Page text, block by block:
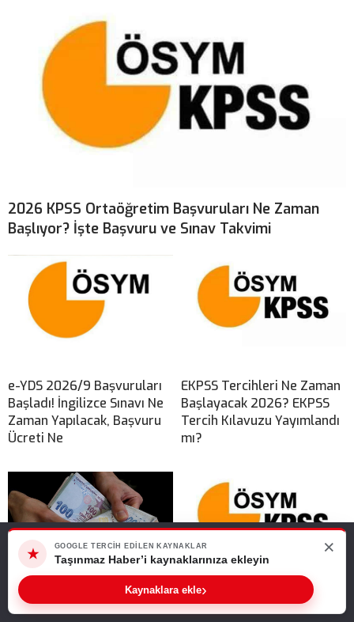
2026 KPSS Ortaöğretim Başvuruları Ne Zaman
Başlıyor? İşte Başvuru ve Sınav Takvimi
e-YDS 2026/9 Başvuruları
Başladı! İngilizce Sınavı Ne
Zaman Yapılacak, Başvuru
Ücreti Ne
EKPSS Tercihleri Ne Zaman
Başlayacak 2026? EKPSS
Tercih Kılavuzu Yayımlandı
mı?
TENMAK Araştırma Burs
KPSS Lisans Sınavı 2026 Ne
Web sitemizde size en iyi deneyimi sunabilmemiz için çerezleri
kullanıyoruz. Bu siteyi kullanmaya devam ederseniz, bunu kabul
ettiğinizi varsayarız.
Tamam
★
GOOGLE TERCIH EDILEN KAYNAKLAR
Taşınmaz Haber’i kaynaklarınıza ekleyin
Kaynaklara ekle›
×